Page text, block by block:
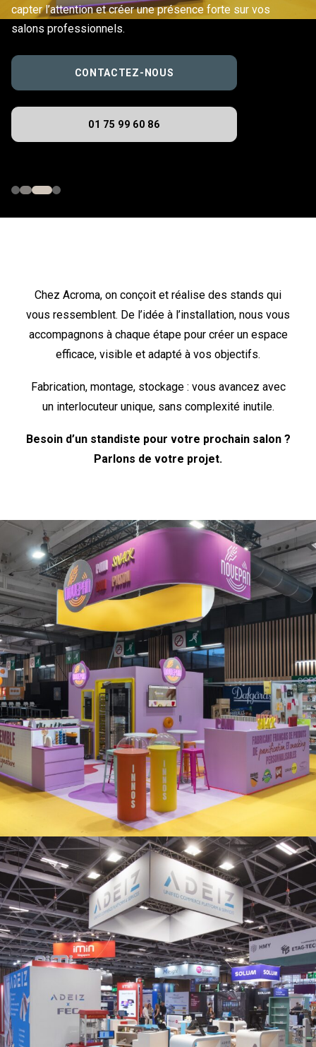
capter l’attention et créer une présence forte sur vos
salons professionnels.
CONTACTEZ-NOUS
01 75 99 60 86
Chez Acroma, on conçoit et réalise des stands qui
vous ressemblent. De l’idée à l’installation, nous vous
accompagnons à chaque étape pour créer un espace
efficace, visible et adapté à vos objectifs.
Fabrication, montage, stockage : vous avancez avec
un interlocuteur unique, sans complexité inutile.
Besoin d’un standiste pour votre prochain salon ?
Parlons de votre projet.